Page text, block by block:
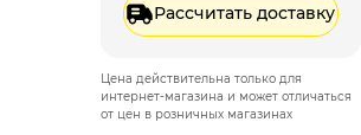
Рассчитать доставку
Цена действительна только для
интернет-магазина и может отличаться
от цен в розничных магазинах